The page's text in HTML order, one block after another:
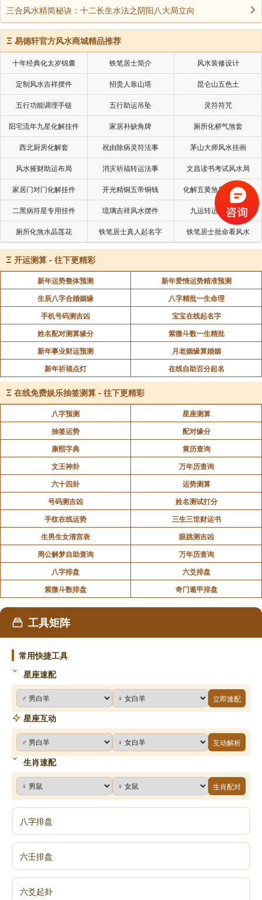
三合风水精简秘诀：十二长生水法之阴阳八大局立向
Ξ 易德轩官方风水商城精品推荐
十年经典化太岁锦囊 铁笔居士简介 风水装修设计
定制风水吉祥摆件 招贵人靠山塔 昆仑山五色土
五行功能调理手链 五行助运吊坠 灵符符咒
阳宅流年九星化解挂件 家居补缺角牌 厕所化秽气煞套
西北厨房化解套 祝由除病灵符法事 茅山大师风水挂画
风水摧财助运布局 消灾祈福转运法事 文昌读书考试风水局
家居门对门化解挂件 开光精铜五帝铜钱 化解五黄煞星专用挂件
二黑病符星专用挂件 琉璃吉祥风水摆件 九运转运摧财摆件
厕所化煞水晶莲花 铁笔居士真人起名字 铁笔居士批命看风水
Ξ 开运测算 - 往下更精彩
新年运势整体预测
新年爱情运势精准预测
生辰八字合婚姻缘
八字精批一生命理
手机号码测吉凶
宝宝在线起名字
姓名配对测算缘分
紫微斗数一生精批
新年事业财运预测
月老姻缘算婚姻
新年祈福点灯
在线自助百分起名
Ξ 在线免费娱乐抽签测算 - 往下更精彩
八字预测
星座测算
抽签运势
配对缘分
康熙字典
黄历查询
文王神卦
万年历查询
六十四卦
运势测算
号码测吉凶
姓名测试打分
手纹在线运势
三生三世财运书
生男生女清宫表
眼跳测吉凶
周公解梦自助查询
万年历查询
八字排盘
六爻排盘
紫微斗数排盘
奇门遁甲排盘
工具矩阵
常用快捷工具
星座速配
立即速配
星座互动
互动解析
生肖速配
生肖配对
八字排盘
六壬排盘
六爻起卦